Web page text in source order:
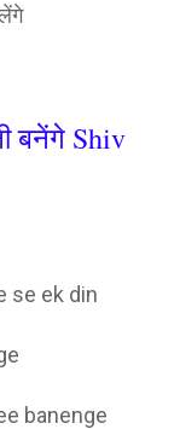
बनेंगे Shiv
se ek din
banenge